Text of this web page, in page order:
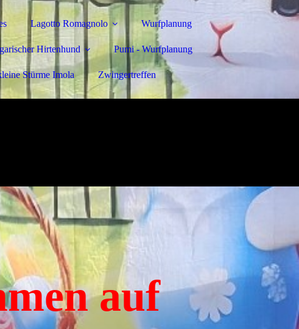
Lagotto Romagnolo Wurfplanung
Hirtenhund Pumi - Wurfplanung
Stürme Imola Zwingertreffen
auf